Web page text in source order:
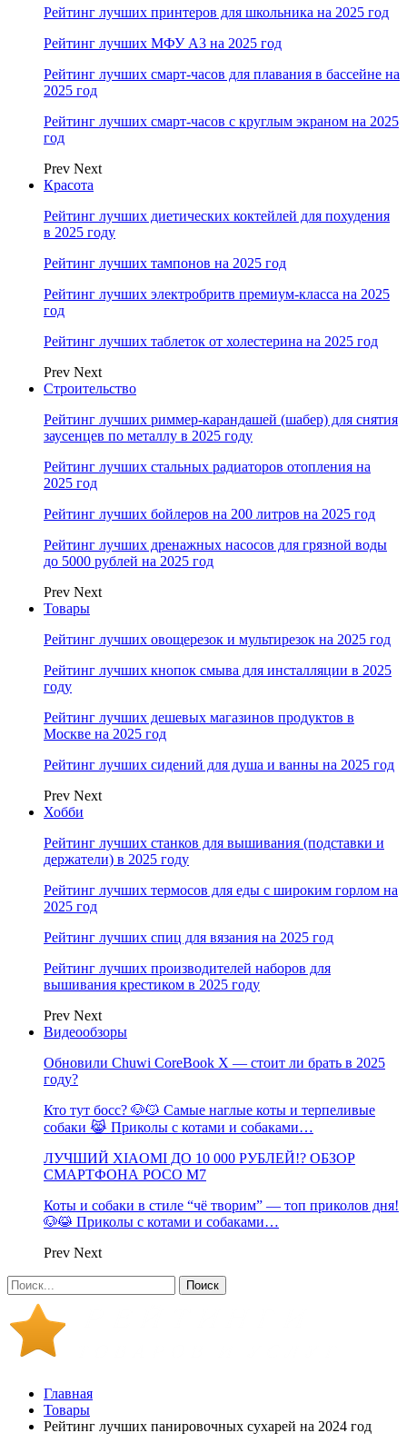
Рейтинг лучших принтеров для школьника на 2025 год
Рейтинг лучших МФУ А3 на 2025 год
Рейтинг лучших смарт-часов для плавания в бассейне на
2025 год
Рейтинг лучших смарт-часов с круглым экраном на 2025
год
Prev Next
Красота
Рейтинг лучших диетических коктейлей для похудения
в 2025 году
Рейтинг лучших тампонов на 2025 год
Рейтинг лучших электробритв премиум-класса на 2025
год
Рейтинг лучших таблеток от холестерина на 2025 год
Prev Next
Строительство
Рейтинг лучших риммер-карандашей (шабер) для снятия
заусенцев по металлу в 2025 году
Рейтинг лучших стальных радиаторов отопления на
2025 год
Рейтинг лучших бойлеров на 200 литров на 2025 год
Рейтинг лучших дренажных насосов для грязной воды
до 5000 рублей на 2025 год
Prev Next
Товары
Рейтинг лучших овощерезок и мультирезок на 2025 год
Рейтинг лучших кнопок смыва для инсталляции в 2025
году
Рейтинг лучших дешевых магазинов продуктов в
Москве на 2025 год
Рейтинг лучших сидений для душа и ванны на 2025 год
Prev Next
Хобби
Рейтинг лучших станков для вышивания (подставки и
держатели) в 2025 году
Рейтинг лучших термосов для еды с широким горлом на
2025 год
Рейтинг лучших спиц для вязания на 2025 год
Рейтинг лучших производителей наборов для
вышивания крестиком в 2025 году
Prev Next
Видеообзоры
Обновили Chuwi CoreBook X — стоит ли брать в 2025
году?
Кто тут босс? 🐶😼 Самые наглые коты и терпеливые
собаки 😹 Приколы с котами и собаками…
ЛУЧШИЙ XIAOMI ДО 10 000 РУБЛЕЙ!? ОБЗОР
СМАРТФОНА POCO M7
Коты и собаки в стиле “чё творим” — топ приколов дня!
🐶😹 Приколы с котами и собаками…
Prev Next
Главная
Товары
Рейтинг лучших панировочных сухарей на 2024 год